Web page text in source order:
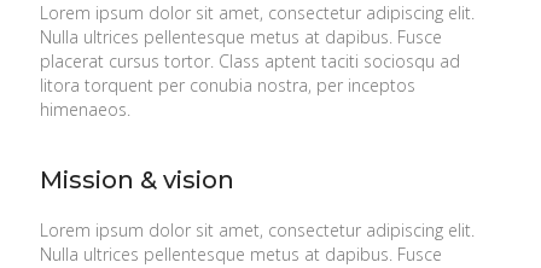
Lorem ipsum dolor sit amet, consectetur adipiscing elit.
Nulla ultrices pellentesque metus at dapibus. Fusce
placerat cursus tortor. Class aptent taciti sociosqu ad
litora torquent per conubia nostra, per inceptos
himenaeos.
Mission & vision
Lorem ipsum dolor sit amet, consectetur adipiscing elit.
Nulla ultrices pellentesque metus at dapibus. Fusce